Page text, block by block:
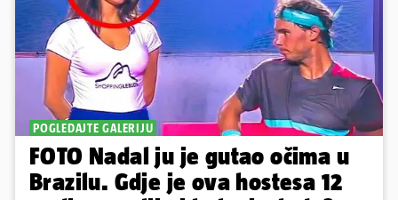
POGLEDAJTE GALERIJU
FOTO Nadal ju je gutao očima u
Brazilu. Gdje je ova hostesa 12